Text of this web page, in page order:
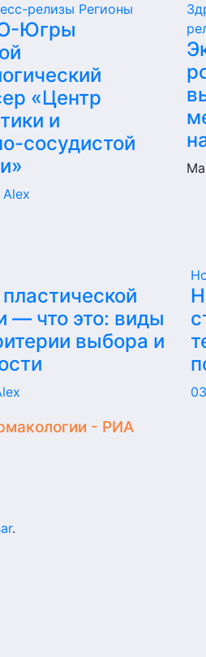
релизы Регионы
Югры
«Центр
и
сосудистой
Alex
— что это: виды
выбора и
- РИА
.